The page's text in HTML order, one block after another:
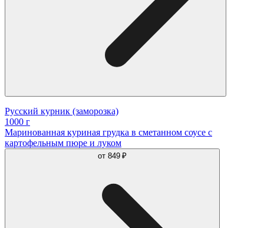
Русский курник (заморозка)
1000 г
Маринованная куриная грудка в сметанном соусе с
картофельным пюре и луком
от 849 ₽